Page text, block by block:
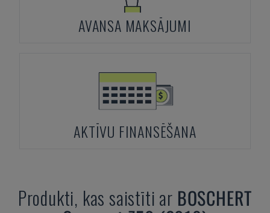
AVANSA MAKSĀJUMI
AKTĪVU FINANSĒŠANA
Produkti, kas saistīti ar BOSCHERT